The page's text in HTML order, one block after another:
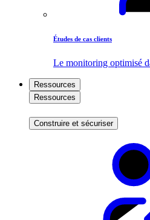
Études de cas clients
Le monitoring optimisé
Ressources
Ressources
Construire et sécuriser